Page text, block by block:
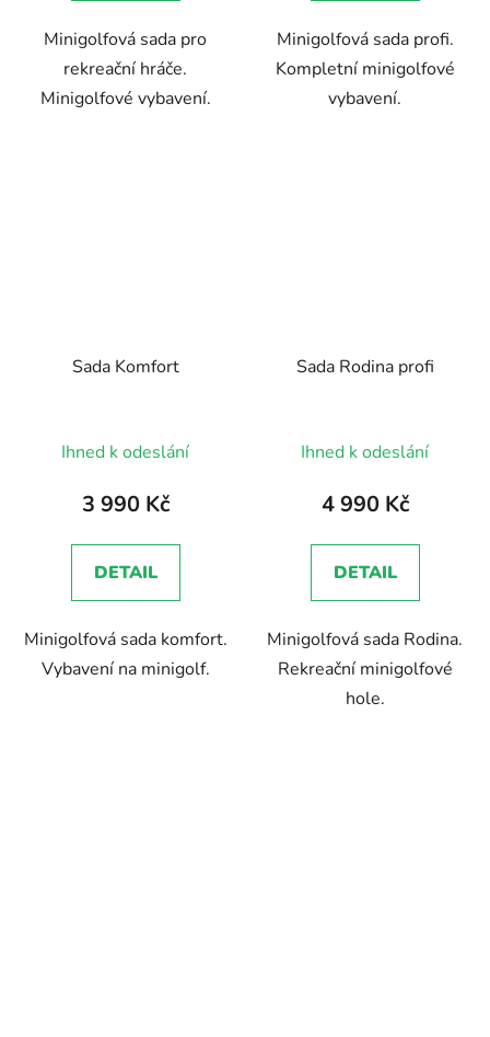
hvězdiček.
Minigolfová sada pro
rekreační hráče.
Minigolfové vybavení.
Minigolfová sada profi.
Kompletní minigolfové
vybavení.
Sada Komfort
Ihned k odeslání
3 990 Kč
DETAIL
Minigolfová sada komfort.
Vybavení na minigolf.
Sada Rodina profi
Ihned k odeslání
4 990 Kč
DETAIL
Minigolfová sada Rodina.
Rekreační minigolfové
hole.